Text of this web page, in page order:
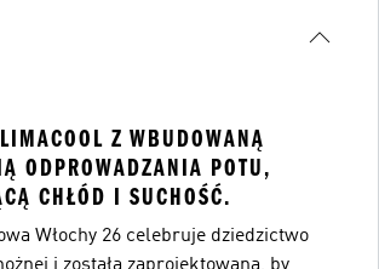
Z WBUDOWANĄ
ODPROWADZANIA POTU,
CHŁÓD I SUCHOŚĆ.
Włochy 26 celebruje dziedzictwo